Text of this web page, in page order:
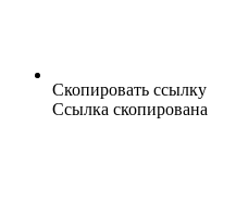
Скопировать ссылку
Ссылка скопирована